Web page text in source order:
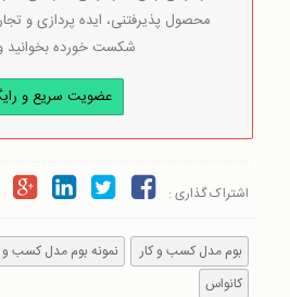
محصول پذیرفتنی، ایده پردازی و
شکست خورده بخوانید و
عضویت سریع و
اشتراک گذاری :
بوم مدل کسب و کار نمونه بوم مدل کسب و
کانواس